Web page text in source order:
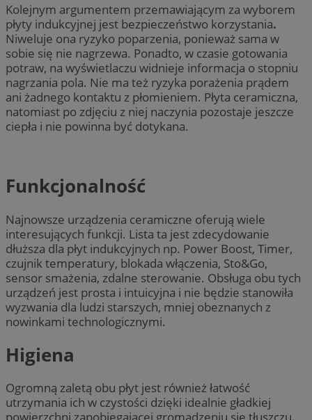
Kolejnym argumentem przemawiającym za wyborem
płyty indukcyjnej jest bezpieczeństwo korzystania.
Niweluje ona ryzyko poparzenia, ponieważ sama w
sobie się nie nagrzewa. Ponadto, w czasie gotowania
potraw, na wyświetlaczu widnieje informacja o stopniu
nagrzania pola. Nie ma też ryzyka porażenia prądem
ani żadnego kontaktu z płomieniem. Płyta ceramiczna,
natomiast po zdjęciu z niej naczynia pozostaje jeszcze
ciepła i nie powinna być dotykana.
Funkcjonalność
Najnowsze urządzenia ceramiczne oferują wiele
interesujących funkcji. Lista ta jest zdecydowanie
dłuższa dla płyt indukcyjnych np. Power Boost, Timer,
czujnik temperatury, blokada włączenia, Sto&Go,
sensor smażenia, zdalne sterowanie. Obsługa obu tych
urządzeń jest prosta i intuicyjna i nie będzie stanowiła
wyzwania dla ludzi starszych, mniej obeznanych z
nowinkami technologicznymi.
Higiena
Ogromną zaletą obu płyt jest również łatwość
utrzymania ich w czystości dzięki idealnie gładkiej